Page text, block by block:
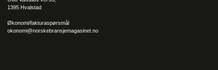
1395 Hvalstad
Økonomi/fakturaspørsmål
okonomi@norskebransjemagasinet.no